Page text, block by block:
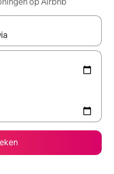
zijn, maak je een keuze